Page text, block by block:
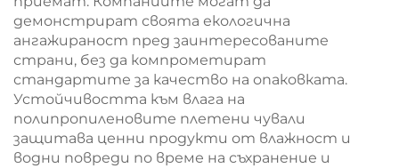
демонстрират своята екологична
ангажираност пред заинтересованите
страни, без да компрометират
стандартите за качество на опаковката.
Устойчивостта към влага на
полипропиленовите плетени чували
защитава ценни продукти от влажност и
водни повреди по време на съхранение и